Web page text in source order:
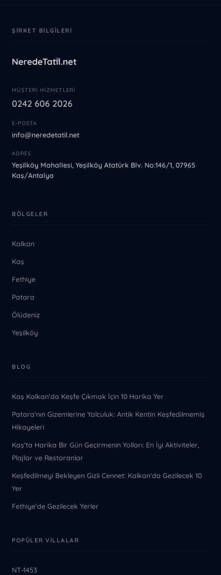
ŞIRKET BILGILERI
MÜŞTERI HIZMETLERI
0242 606 2026
E-POSTA
info@neredetatil.net
ADRES
Yeşilköy Mahallesi, Yeşilköy Atatürk Blv. No:146/1, 07965
Kaş/Antalya
BÖLGELER
Kalkan
Kaş
Fethiye
Patara
Ölüdeniz
Yeşilköy
BLOG
Kaş Kalkan'da Keşfe Çıkmak İçin 10 Harika Yer
Patara'nın Gizemlerine Yolculuk: Antik Kentin Keşfedilmemiş
Hikayeleri
Kaş'ta Harika Bir Gün Geçirmenin Yolları: En İyi Aktiviteler,
Plajlar ve Restoranlar
Keşfedilmeyi Bekleyen Gizli Cennet: Kalkan'da Gezilecek 10
Yer
Fethiye'de Gezilecek Yerler
POPÜLER VILLALAR
NT-1453